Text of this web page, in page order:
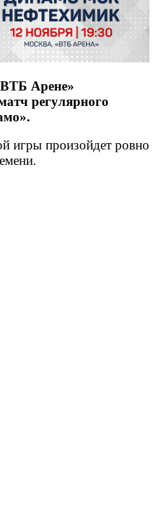
Арене»
регулярного
игры произойдет ровно